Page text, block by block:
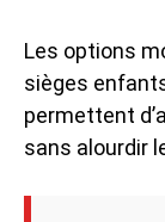
Les options
sièges
permettent
sans alourdir